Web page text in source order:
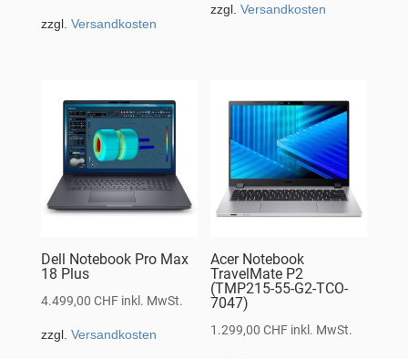
zzgl. Versandkosten
zzgl.Versandkosten
Dell Notebook Pro Max
18 Plus
4.499,00 CHF inkl. MwSt.
zzgl. Versandkosten
Acer Notebook
TravelMate P2
(TMP215-55-G2-TCO-
7047)
1.299,00CHF inkl. MwSt.